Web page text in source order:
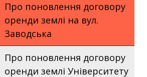
Про поновлення договору
оренди землі на вул.
Заводська
Про поновлення договору
оренди землі Університету